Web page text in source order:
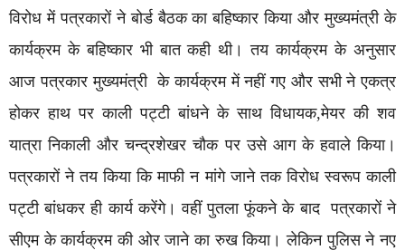
विरोध में पत्रकारों ने बोर्ड बैठक का बहिष्कार किया और मुख्यमंत्री के
कार्यक्रम के बहिष्कार भी बात कही थी। तय कार्यक्रम के अनुसार
आज पत्रकार मुख्यमंत्री के कार्यक्रम में नहीं गए और सभी ने एकत्र
होकर हाथ पर काली पट्टी बांधने के साथ विधायक,मेयर की शव
यात्रा निकाली और चन्द्रशेखर चौक पर उसे आग के हवाले किया।
पत्रकारों ने तय किया कि माफी न मांगे जाने तक विरोध स्वरूप काली
पट्टी बांधकर ही कार्य करेंगे। वहीं पुतला फूंकने के बाद पत्रकारों ने
सीएम के कार्यक्रम की ओर जाने का रुख किया। लेकिन पुलिस ने नए